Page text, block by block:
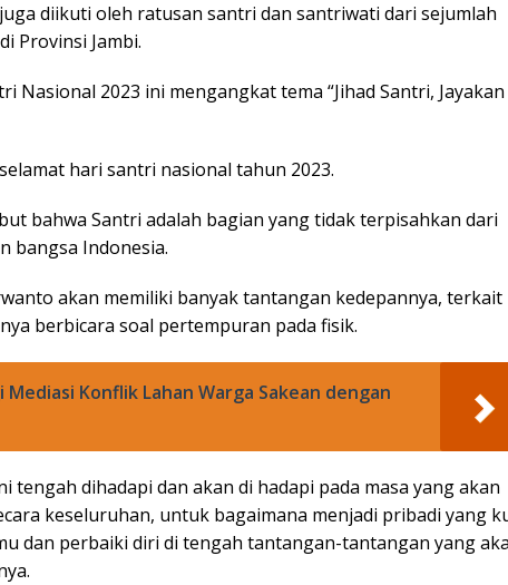
diikuti oleh ratusan santri dan santriwati dari sejumlah
Provinsi Jambi.
Nasional 2023 ini mengangkat tema “Jihad Santri, Jayakan
hari santri nasional tahun 2023.
bahwa Santri adalah bagian yang tidak terpisahkan dari
bangsa Indonesia.
akan memiliki banyak tantangan kedepannya, terkait
berbicara soal pertempuran pada fisik.
Mediasi Konflik Lahan Warga Sakean dengan
tengah dihadapi dan akan di hadapi pada masa yang akan
keseluruhan, untuk bagaimana menjadi pribadi yang
dan perbaiki diri di tengah tantangan-tantangan yang